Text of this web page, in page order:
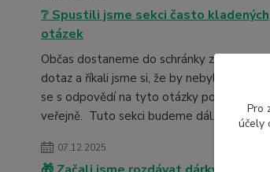
❔ Spustili jsme sekci často kladených
otázek
Občas dostaneme do schránky zajímavý
dotaz a říkali jsme si, že by nebylo špatné
se s odpovědí na tyto otázky podělit
veřejně. Tuto sekci budeme dál...
číst celé
07.12.2025
Pro
účely